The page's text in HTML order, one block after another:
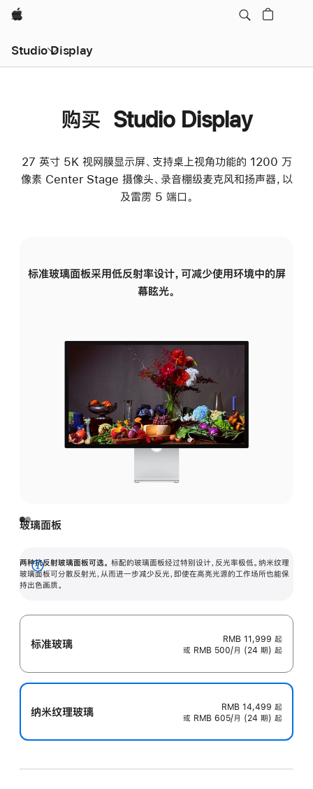
Apple
Studio Display
购买 Studio Display
27 英寸 5K 视网膜显示屏、支持桌上视角功能的 1200 万
像素 Center Stage 摄像头、录音棚级麦克风和扬声器，以
及雷雳 5 端口。
标准玻璃面板采用低反射率设计，可减少使用环境中的屏
幕眩光。
玻璃面板
两种抗反射玻璃面板可选。 标配的玻璃面板经过特别设计，反光率极低。纳米纹理
玻璃面板可分散反射光，从而进一步减少反光，即使在高亮光源的工作场所也能保
持出色画质。
展
开
标准玻璃 RMB 11,999 起
或 RMB 500/月 (24 期) 起
纳米纹理玻璃 RMB 14,499 起
或 RMB 605/月 (24 期) 起